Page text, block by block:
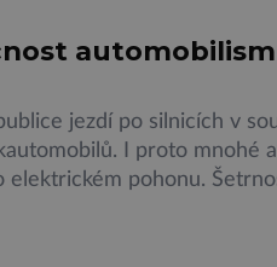
jezdí po silnicích v
I proto mnohé
elektrickém pohonu.